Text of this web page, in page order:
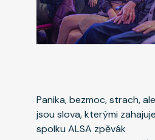
Panika, bezmoc, strach,
jsou slova, kterými
spolku ALSA zpěvák